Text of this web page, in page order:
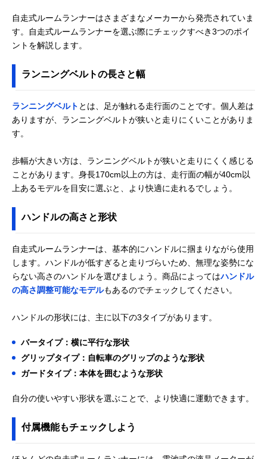
自走式ルームランナーはさまざまなメーカーから発売されていま
す。自走式ルームランナーを選ぶ際にチェックすべき3つのポイ
ントを解説します。
ランニングベルトの長さと幅
ランニングベルト とは、足が触れる走行面のことです。個人差は
ありますが、ランニングベルトが狭いと走りにくいことがありま
す。
歩幅が大きい方は、ランニングベルトが狭いと走りにくく感じる
ことがあります。身長170cm以上の方は、走行面の幅が40cm以
上あるモデルを目安に選ぶと、より快適に走れるでしょう。
ハンドルの高さと形状
自走式ルームランナーは、基本的にハンドルに掴まりながら使用
します。ハンドルが低すぎると走りづらいため、無理な姿勢にな
らない高さのハンドルを選びましょう。商品によってはハンドル
の高さ調整可能なモデルもあるのでチェックしてください。
ハンドルの形状には、主に以下の3タイプがあります。
バータイプ：横に平行な形状
グリップタイプ：自転車のグリップのような形状
ガードタイプ：本体を囲むような形状
自分の使いやすい形状を選ぶことで、より快適に運動できます。
付属機能もチェックしよう